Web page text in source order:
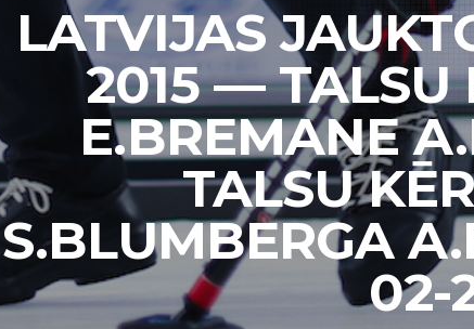
LATVIJAS
2015 — TALSU
E.BREMANE
TALSU
S.BLUMBERGA
02-